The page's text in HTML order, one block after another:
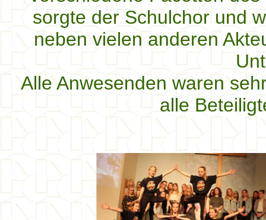
sorgte der Schulchor und
neben vielen anderen
Alle Anwesenden waren
alle